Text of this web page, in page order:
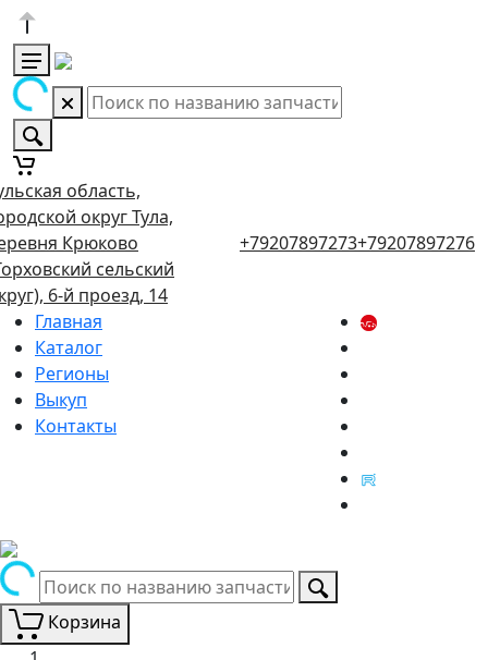
область,
округ Тула,
Крюково
сельский
6-й проезд, 14
+79207897273+79207897276
Главная
Каталог
Регионы
Выкуп
Контакты
Корзина